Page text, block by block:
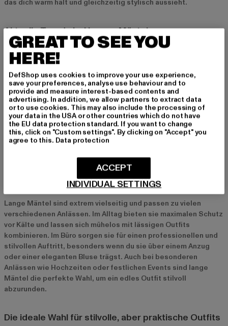
das dich warm hält und gleichzeitig stylisch aussieht.
Aktuelle Trends bei langen Mänteln
Im Jahr 2024 stehen besonders oversized geschnittene Mäntel
im Fokus, die für einen lässigen und entspannten Look sorgen.
Farben wie Beige, Braun und Khaki dominieren die Modewelt, da
sie sich einfach kombinieren lassen und vielseitig einsetzbar
sind. Karomuster sind nach wie vor ein großer Trend und
verleihen langen Mänteln eine klassische, aber dennoch
moderne Note. Nachhaltigkeit spielt eine immer größere Rolle,
weshalb viele Marken auf umweltfreundliche Materialien und
Produktionsmethoden setzen.
Lange Mäntel für verschiedene Anlässe
Perfekt für den Alltag, das Büro oder besondere
Lange Mäntel sind extrem vielseitig und passen zu vielen
verschiedenen Anlässen. Im Alltag bieten sie maximalen Schutz
vor Kälte und lassen sich mühelos mit lässigen Outfits
kombinieren. Im Büro sorgen sie für einen professionellen und
stilvollen Auftritt, besonders wenn du sie über einem Anzug
oder einer eleganten Bluse trägst. Auch bei besonderen
Anlässen wie Hochzeiten oder festlichen Events sind lange
Mäntel die perfekte Wahl, um ein edles Outfit stilvoll
abzurunden.
Die ideale Wahl für stilvolle, aber praktische Outfits
GREAT TO SEE YOU
HERE!
DefShop uses cookies to improve your use experience,
save your preferences, analyse use behaviour and to
provide and measure interest-based contents and
advertising. In addition, we allow partners to extract data
or to use cookies. This may also include the processing of
your data in the USA or other countries which do not have
the EU data protection standard. If you want to change
this, click on "Custom settings". By clicking on "Accept" you
agree to this. Data protection
INDIVIDUAL SETTINGS
ACCEPT